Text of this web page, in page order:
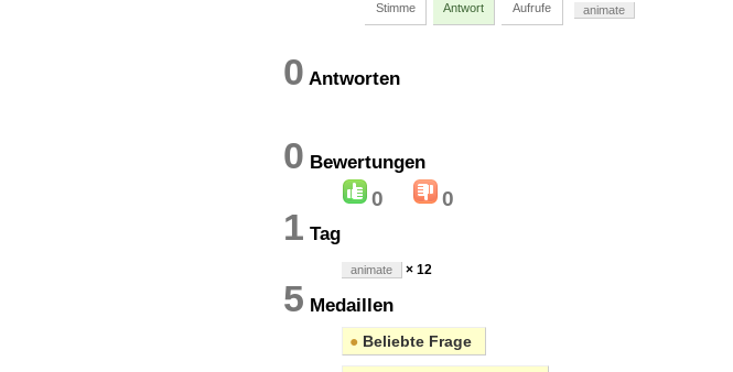
Stimme Antwort Aufrufe animate
0 Antworten
0 Bewertungen
0 0
1 Tag
animate × 12
5 Medaillen
● Beliebte Frage